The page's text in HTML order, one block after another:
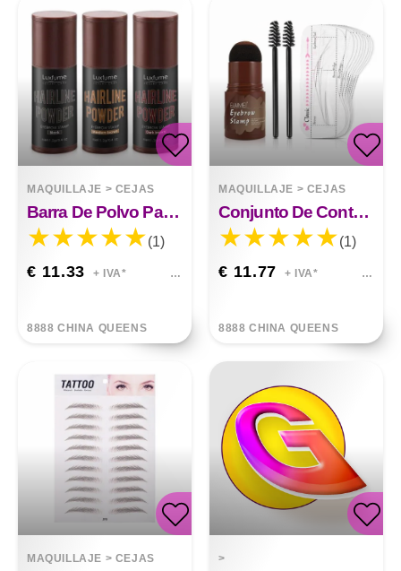
MAQUILLAJE > CEJAS
Barra De Polvo Para Rellenar El Contorno De Las Cejas
(1)
€ 11.33 + IVA*
8888 CHINA QUEENS
MAQUILLAJE > CEJAS
Conjunto De Contorno De Línea De Cabello En Barra De Polvo Para Cejas
(1)
€ 11.77 + IVA*
8888 CHINA QUEENS
MAQUILLAJE > CEJAS >